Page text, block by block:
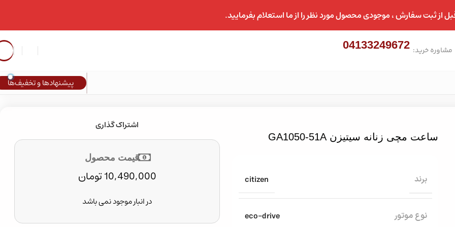
مشاوره خرید: 04133249672
پیشنهادها و تخفیف‌ها
بازگشت به محصولات
ساعت مچی زنانه سیتیزن GA1050-51A
برند citizen
نوع موتور eco-drive
اشتراک گذاری
قیمت محصول
10,490,000تومان
در انبار موجود نمی باشد
از ثبت سفارش ، موجودی محصول مورد نظر را از ما استعلام بفرمایید.